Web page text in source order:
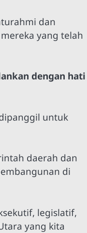
dan
yang telah
dengan hati
untuk
daerah dan
di
legislatif,
yang kita